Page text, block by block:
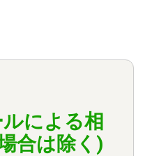
による相
合は除く)